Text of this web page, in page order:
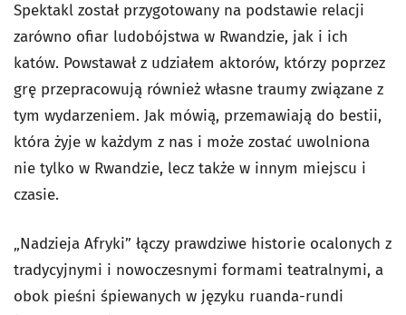
Spektakl został przygotowany na podstawie relacji
zarówno ofiar ludobójstwa w Rwandzie, jak i ich
katów. Powstawał z udziałem aktorów, którzy poprzez
grę przepracowują również własne traumy związane z
tym wydarzeniem. Jak mówią, przemawiają do bestii,
która żyje w każdym z nas i może zostać uwolniona
nie tylko w Rwandzie, lecz także w innym miejscu i
czasie.
„Nadzieja Afryki” łączy prawdziwe historie ocalonych z
tradycyjnymi i nowoczesnymi formami teatralnymi, a
obok pieśni śpiewanych w języku ruanda-rundi